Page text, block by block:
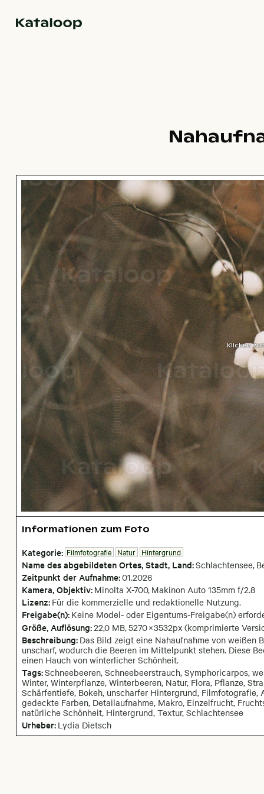
Klicken
Informationen zum Foto
Kategorie: Filmfotografie Natur Hintergrund
Name des abgebildeten Ortes,Stadt, Land:Schlachtensee,
Zeitpunkt der Aufnahme:01.2026
Kamera, Objektiv: Minolta X-700, Makinon Auto 135mm f/2.8
Lizenz: Für die kommerzielle und redaktionelle Nutzung.
Freigabe(n): Keine Model- oder Eigentums-Freigabe(n)
Größe, Auflösung:22,0 MB,5270×3532px (komprimierte
Beschreibung: Das Bild zeigt eine Nahaufnahme von weißen
unscharf, wodurch die Beeren im Mittelpunkt stehen. Diese
einen Hauch von winterlicher Schönheit.
Tags:Schneebeeren, Schneebeerstrauch, Symphoricarpos,
Winter, Winterpflanze, Winterbeeren, Natur, Flora, Pflanze,
Schärfentiefe, Bokeh, unscharfer Hintergrund,
gedeckte Farben, Detailaufnahme, Makro, Einzelfrucht,
natürliche Schönheit, Hintergrund, Textur, Schlachtensee
Urheber: Lydia Dietsch